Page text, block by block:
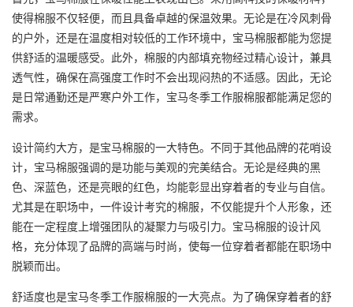
使得棉服不仅轻便，而且具备卓越的保温效果。无论是在冷风刺骨
的户外，还是在温度相对较低的工作环境中，宝马棉服都能为您提
供舒适的温暖感受。此外，棉服的内部填充物经过精心设计，兼具
透气性，确保在高强度工作时不会出现闷热的不适感。因此，无论
是日常通勤还是严寒户外工作，宝马冬季工作服棉服都能满足您的
需求。
设计简约大方，是宝马棉服的一大特色。不同于其他品牌的花哨设
计，宝马棉服强调的是功能与美观的完美结合。无论是经典的黑
色、深蓝色，还是亮眼的红色，均能彰显出穿着者的专业与自信。
尤其是在职场中，一件设计考究的棉服，不仅能提升个人形象，还
能在一定程度上增强团队的凝聚力与吸引力。宝马棉服的设计风
格，充分体现了品牌的高端与时尚，使每一位穿着者都能在职场中
脱颖而出。
舒适度也是宝马冬季工作服棉服的一大亮点。为了确保穿着者的舒